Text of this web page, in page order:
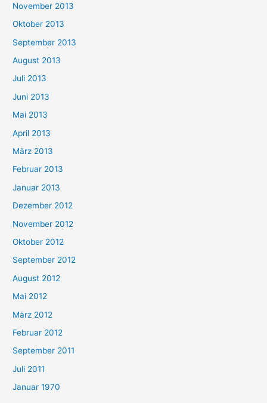
November 2013
Oktober 2013
September 2013
August 2013
Juli 2013
Juni 2013
Mai 2013
April 2013
März 2013
Februar 2013
Januar 2013
Dezember 2012
November 2012
Oktober 2012
September 2012
August 2012
Mai 2012
März 2012
Februar 2012
September 2011
Juli 2011
Januar 1970